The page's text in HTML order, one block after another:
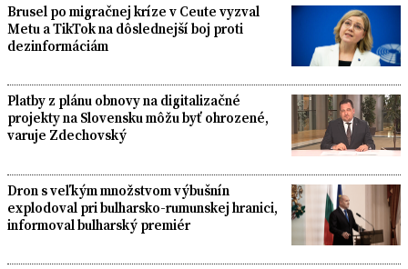
Brusel po migračnej kríze v Ceute vyzval
Metu a TikTok na dôslednejší boj proti
dezinformáciám
Platby z plánu obnovy na digitalizačné
projekty na Slovensku môžu byť ohrozené,
varuje Zdechovský
Dron s veľkým množstvom výbušnín
explodoval pri bulharsko-rumunskej hranici,
informoval bulharský premiér